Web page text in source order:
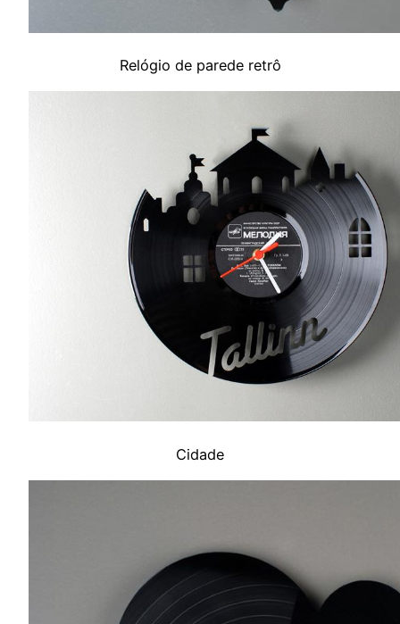
Relógio de parede retrô
Cidade